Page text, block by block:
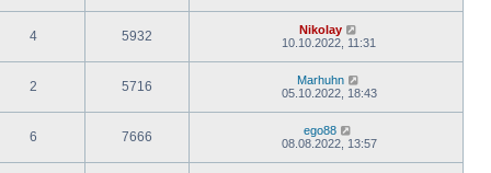
4 5932
Nikolay
10.10.2022, 11:31
2 5716
Marhuhn
05.10.2022, 18:43
6 7666
ego88
08.08.2022, 13:57